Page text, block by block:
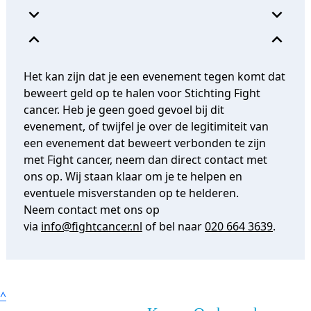
expand_more
expand_less
expand_more
expand_less
Het kan zijn dat je een evenement tegen komt dat
beweert geld op te halen voor Stichting Fight
cancer. Heb je geen goed gevoel bij dit
evenement, of twijfel je over de legitimiteit van
een evenement dat beweert verbonden te zijn
met Fight cancer, neem dan direct contact met
ons op. Wij staan klaar om je te helpen en
eventuele misverstanden op te helderen.
Neem contact met ons op
via info@fightcancer.nl of bel naar020 664 3639.
^